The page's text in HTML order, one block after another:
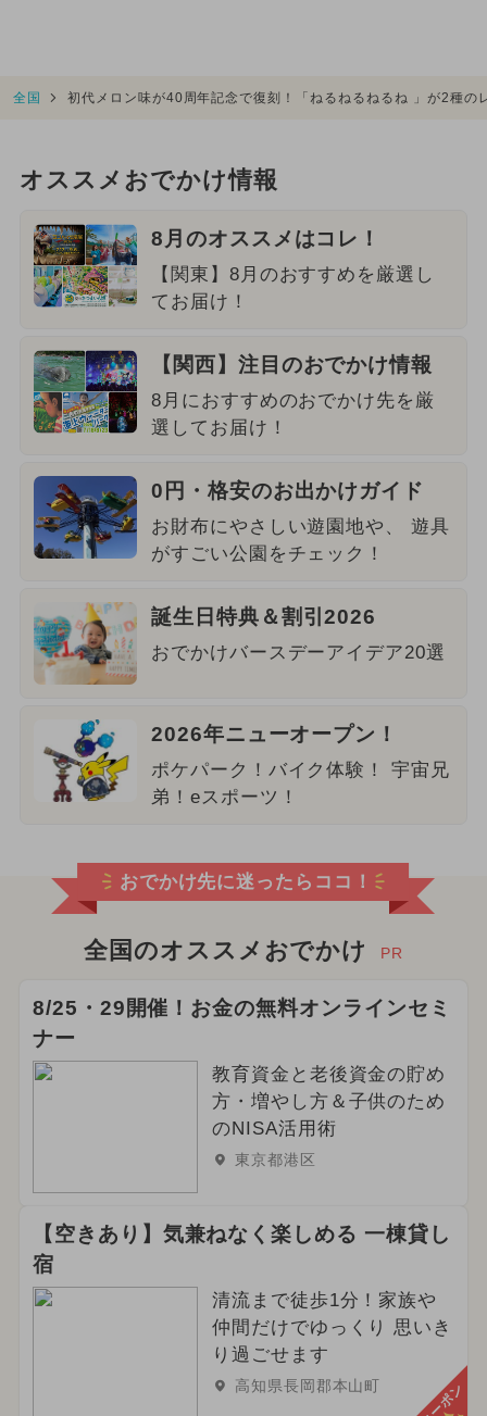
全国 初代メロン味が40周年記念で復刻！「ねるねるねるね 」が2種の
オススメおでかけ情報
8月のオススメはコレ！
【関東】8月のおすすめを厳選し
てお届け！
【関西】注目のおでかけ情報
8月におすすめのおでかけ先を厳
選してお届け！
0円・格安のお出かけガイド
お財布にやさしい遊園地や、 遊具
がすごい公園をチェック！
誕生日特典＆割引2026
おでかけバースデーアイデア20選
2026年ニューオープン！
ポケパーク！バイク体験！ 宇宙兄
弟！eスポーツ！
おでかけ先に迷ったらココ！
全国のオススメおでかけ PR
8/25・29開催！お金の無料オンラインセミ
ナー
教育資金と老後資金の貯め
方・増やし方＆子供のため
のNISA活用術
東京都港区
【空きあり】気兼ねなく楽しめる 一棟貸し
宿
清流まで徒歩1分！家族や
仲間だけでゆっくり 思いき
り過ごせます
高知県長岡郡本山町 クーポン